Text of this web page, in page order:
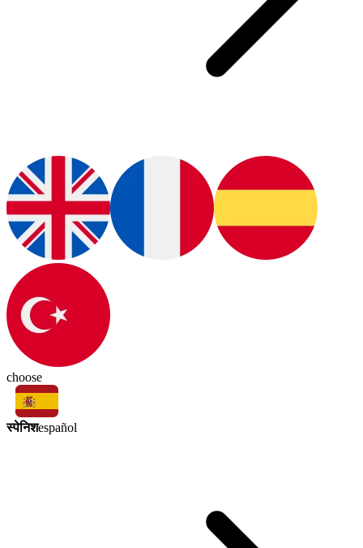
choose
स्पेनिशespañol